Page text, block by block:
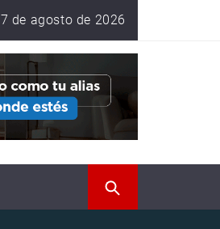
7 de agosto de 2026